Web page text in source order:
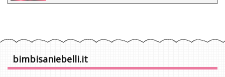
bimbisaniebelli.it